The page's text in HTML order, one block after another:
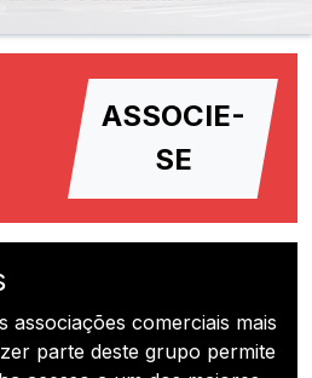
ASSOCIE-
SE
associações comerciais mais
parte deste grupo permite